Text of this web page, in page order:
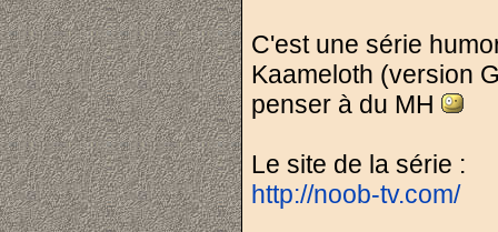
C'est une série
Kaameloth (version
penser à du MH
Le site de la série :
http://noob-tv.com/